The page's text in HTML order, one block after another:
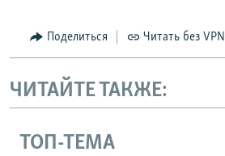
Поделиться Читать без VPN
ЧИТАЙТЕ ТАКЖЕ:
ТОП-ТЕМА